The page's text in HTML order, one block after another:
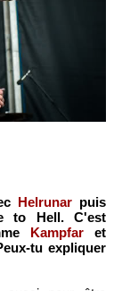
Helrunar puis
to Hell. C'est
Kampfar et
tu expliquer